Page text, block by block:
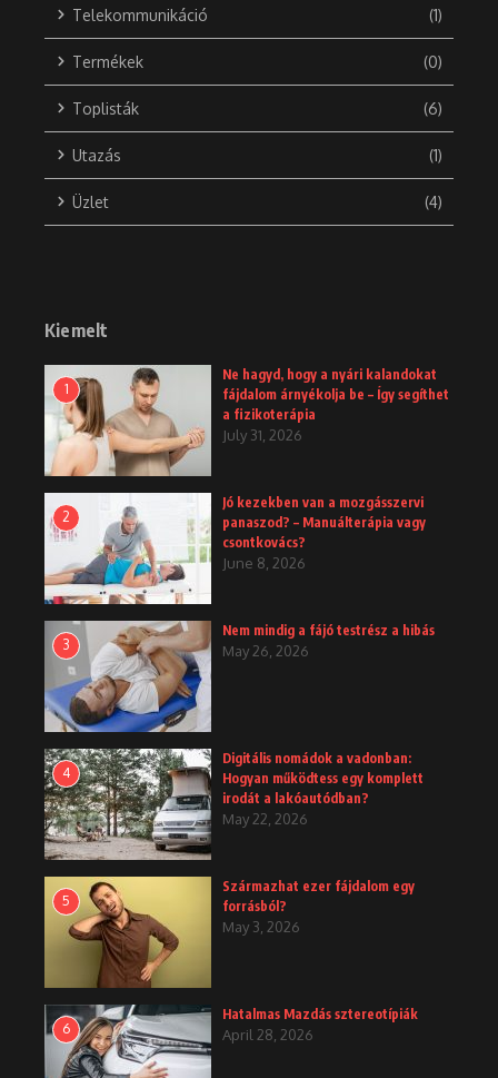
Telekommunikáció (1)
Termékek (0)
Toplisták (6)
Utazás (1)
Üzlet (4)
Kiemelt
1
Ne hagyd, hogy a nyári kalandokat
fájdalom árnyékolja be – Így segíthet
a fizikoterápia
July 31, 2026
2
Jó kezekben van a mozgásszervi
panaszod? – Manuálterápia vagy
csontkovács?
June 8, 2026
3
Nem mindig a fájó testrész a hibás
May 26, 2026
4
Digitális nomádok a vadonban:
Hogyan működtess egy komplett
irodát a lakóautódban?
May 22, 2026
5
Származhat ezer fájdalom egy
forrásból?
May 3, 2026
6
Hatalmas Mazdás sztereotípiák
April 28, 2026